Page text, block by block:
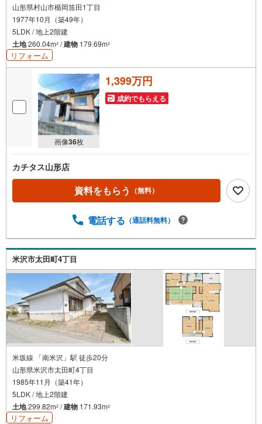
山形県村山市楯岡笛田1丁目
1977年10月（築49年）
5LDK / 地上2階建
土地260.04m2 /建物 179.69m2
リフォーム
画像36枚
1,399万円
成約でもらえる
カチタス山形店
資料をもらう （無料）
電話する （通話料無料）
米沢市太田町4丁目
米坂線 「南米沢」駅 徒歩20分
山形県米沢市太田町4丁目
1985年11月（築41年）
5LDK / 地上2階建
土地299.82m2 /建物 171.93m2
リフォーム